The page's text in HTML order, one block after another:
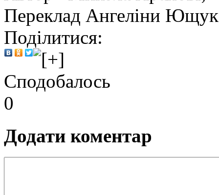
Переклад Ангеліни Ющук
Поділитися:
Сподобалось
0
Додати коментар